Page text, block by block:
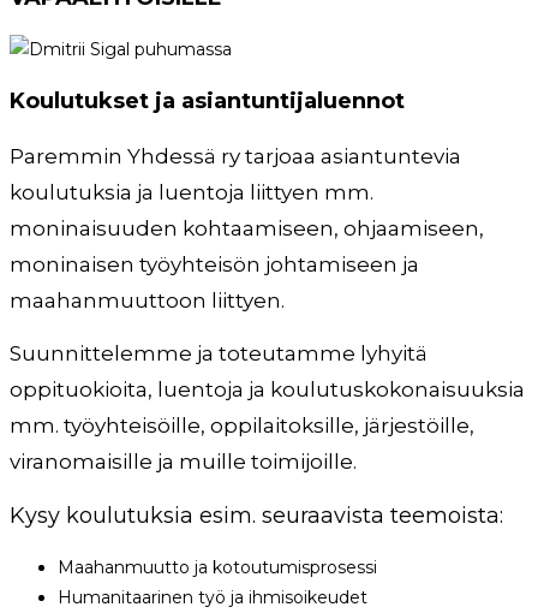
Koulutukset ja asiantuntijaluennot
Paremmin Yhdessä ry tarjoaa asiantuntevia
koulutuksia ja luentoja liittyen mm.
moninaisuuden kohtaamiseen, ohjaamiseen,
moninaisen työyhteisön johtamiseen ja
maahanmuuttoon liittyen.
Suunnittelemme ja toteutamme lyhyitä
oppituokioita, luentoja ja koulutuskokonaisuuksia
mm. työyhteisöille, oppilaitoksille, järjestöille,
viranomaisille ja muille toimijoille.
Kysy koulutuksia esim. seuraavista teemoista:
Maahanmuutto ja kotoutumisprosessi
Humanitaarinen työ ja ihmisoikeudet